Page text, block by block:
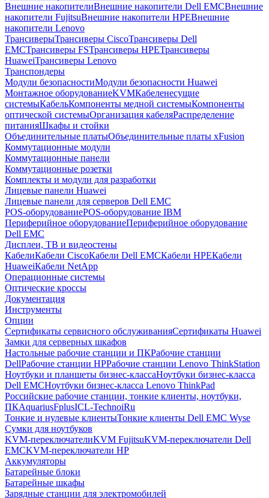
Внешние накопителиВнешние накопители Dell EMCВнешние
накопители FujitsuВнешние накопители HPEВнешние
накопители Lenovo
ТрансиверыТрансиверы CiscoТрансиверы Dell
EMCТрансиверы FSТрансиверы HPEТрансиверы
HuaweiТрансиверы Lenovo
Транспондеры
Модули безопасностиМодули безопасности Huawei
Монтажное оборудованиеKVMКабеленесущие
системыКабельКомпоненты медной системыКомпоненты
оптической системыОрганизация кабеляРаспределение
питанияШкафы и стойки
Объединительные платыОбъединительные платы xFusion
Коммутационные модули
Коммутационные панели
Коммутационные розетки
Комплекты и модули для разработки
Лицевые панели Huawei
Лицевые панели для серверов Dell EMC
POS-оборудованиеPOS-оборудование IBM
Периферийное оборудованиеПериферийное оборудование
Dell EMC
Дисплеи, ТВ и видеостены
КабелиКабели CiscoКабели Dell EMCКабели HPEКабели
HuaweiКабели NetApp
Операционные системы
Оптические кроссы
Документация
Инструменты
Опции
Сертификаты сервисного обслуживанияСертификаты Huawei
Замки для серверных шкафов
Настольные рабочие станции и ПКРабочие станции
DellРабочие станции HPРабочие станции Lenovo ThinkStation
Ноутбуки и планшеты бизнес-классаНоутбуки бизнес-класса
Dell EMCНоутбуки бизнес-класса Lenovo ThinkPad
Российские рабочие станции, тонкие клиенты, ноутбуки,
ПКAquariusFplusICL-TechnoiRu
Тонкие и нулевые клиентыТонкие клиенты Dell EMC Wyse
Сумки для ноутбуков
KVM-переключателиKVM FujitsuKVM-переключатели Dell
EMCKVM-переключатели HP
Аккумуляторы
Батарейные блоки
Батарейные шкафы
Зарядные станции для электромобилей